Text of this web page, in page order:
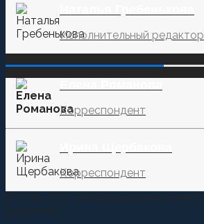
Исполнительный редактор
Корреспондент
Корреспондент